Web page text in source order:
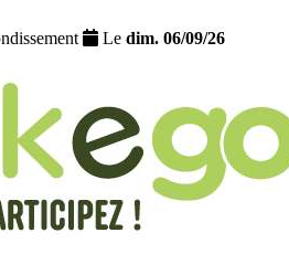
Le dim. 06/09/26